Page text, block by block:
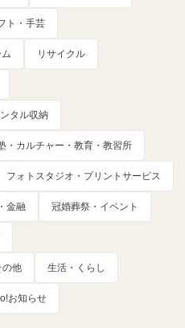
ト・手芸
リサイクル
タル収納
・カルチャー・教育・教習所
フォトスタジオ・プリントサービス
金融 冠婚葬祭・イベント
の他 生活・くらし
お知らせ